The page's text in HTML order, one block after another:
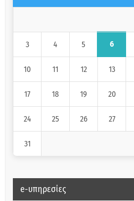
3 4 5 6
10 11 12 13
17 18 19 20
24 25 26 27
31
e-υπηρεσίες